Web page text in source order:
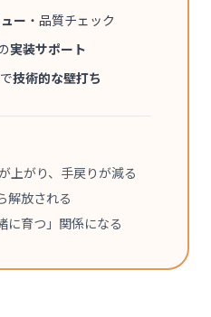
ー ・品質チェック
実装サポート
技術的な壁打ち
上がり、手戻りが減る
解放される
に育つ」関係になる